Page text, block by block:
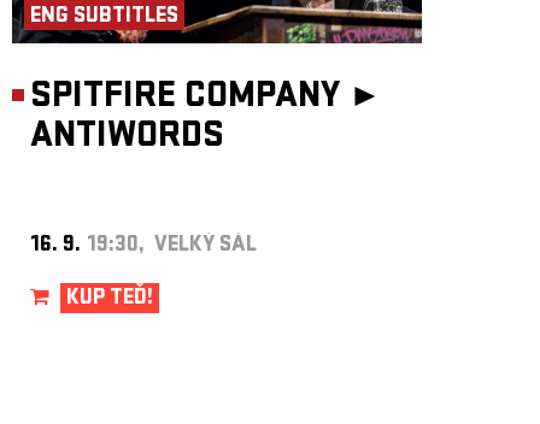
ENG SUBTITLES
SPITFIRE COMPANY ►
ANTIWORDS
16. 9. 19:30, VELKÝ SÁL
KUP TEĎ!